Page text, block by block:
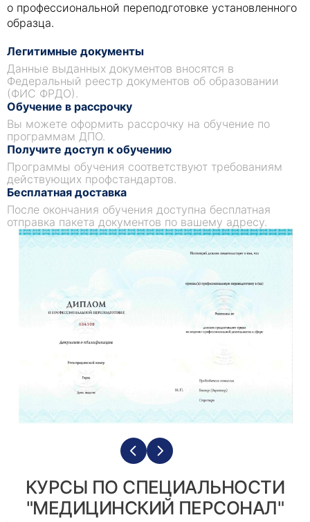
о профессиональной переподготовке установленного
образца.
Легитимные документы
Данные выданных документов вносятся в
Федеральный реестр документов об образовании
(ФИС ФРДО).
Обучение в рассрочку
Вы можете оформить рассрочку на обучение по
программам ДПО.
Получите доступ к обучению
Программы обучения соответствуют требованиям
действующих профстандартов.
Бесплатная доставка
После окончания обучения доступна бесплатная
отправка пакета документов по вашему адресу.
КУРСЫ ПО СПЕЦИАЛЬНОСТИ
"МЕДИЦИНСКИЙ ПЕРСОНАЛ"